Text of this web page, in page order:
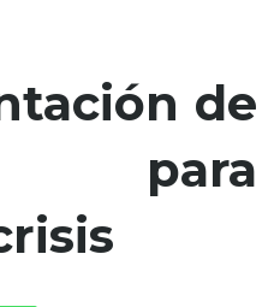
de
para